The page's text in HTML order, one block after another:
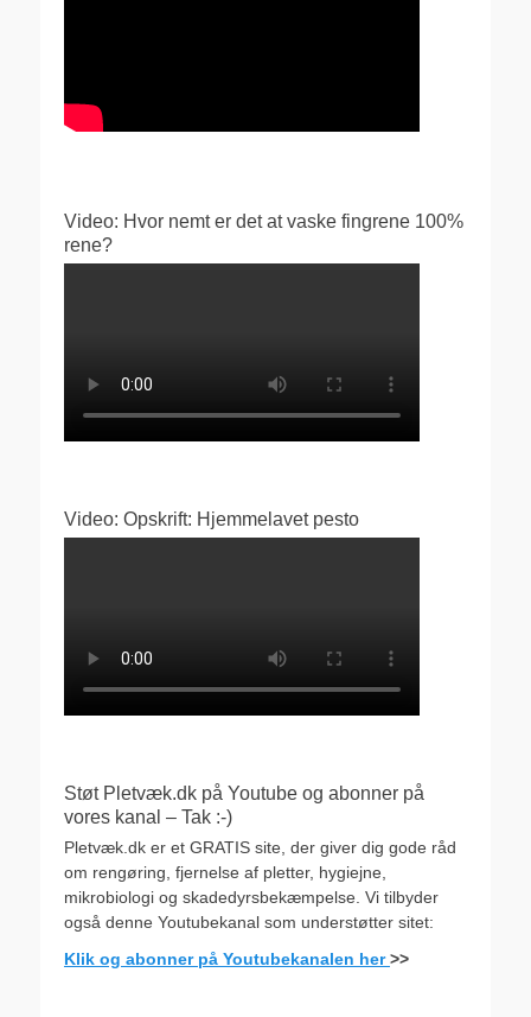
Video: Hvor nemt er det at vaske fingrene 100%
rene?
Video: Opskrift: Hjemmelavet pesto
Støt Pletvæk.dk på Youtube og abonner på
vores kanal – Tak :-)
Pletvæk.dk er et GRATIS site, der giver dig gode råd
om rengøring, fjernelse af pletter, hygiejne,
mikrobiologi og skadedyrsbekæmpelse. Vi tilbyder
også denne Youtubekanal som understøtter sitet:
Klik og abonner på Youtubekanalen her>>